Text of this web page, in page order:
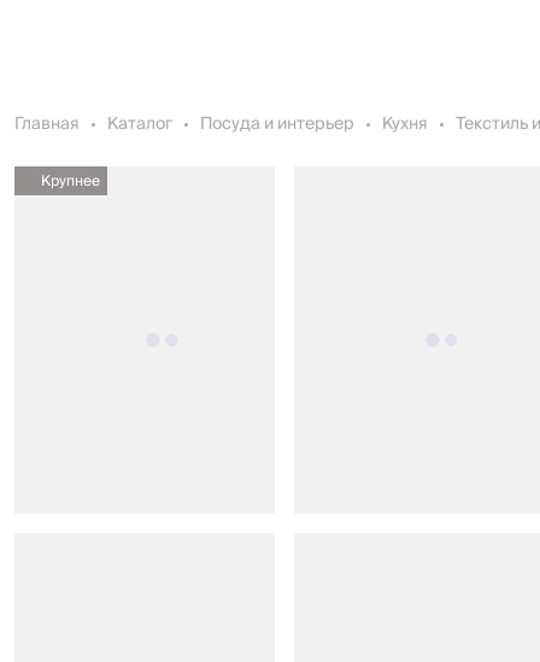
Главная Каталог Посуда и интерьер Кухня Текстиль
Крупнее